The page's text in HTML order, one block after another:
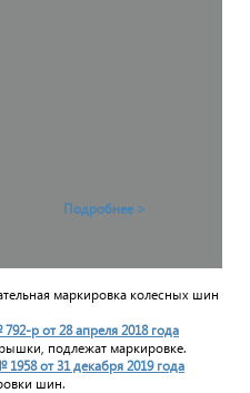
Подробнее >
маркировка колесных шин
р от 28 апреля 2018 года
подлежат маркировке.
от 31 декабря 2019 года
шин.